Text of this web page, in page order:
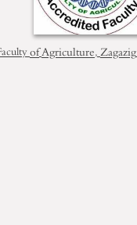
ofAgriculture,Zagazig